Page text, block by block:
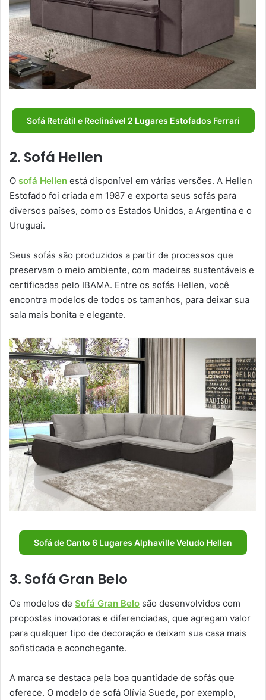
Sofá Retrátil e Reclinável 2 Lugares Estofados Ferrari
2. Sofá Hellen
O sofá Hellen está disponível em várias versões. A Hellen
Estofado foi criada em 1987 e exporta seus sofás para
diversos países, como os Estados Unidos, a Argentina e o
Uruguai.
Seus sofás são produzidos a partir de processos que
preservam o meio ambiente, com madeiras sustentáveis e
certificadas pelo IBAMA. Entre os sofás Hellen, você
encontra modelos de todos os tamanhos, para deixar sua
sala mais bonita e elegante.
Sofá de Canto 6 Lugares Alphaville Veludo Hellen
3. Sofá Gran Belo
Os modelos de Sofá Gran Belo são desenvolvidos com
propostas inovadoras e diferenciadas, que agregam valor
para qualquer tipo de decoração e deixam sua casa mais
sofisticada e aconchegante.
A marca se destaca pela boa quantidade de sofás que
oferece. O modelo de sofá Olívia Suede, por exemplo,